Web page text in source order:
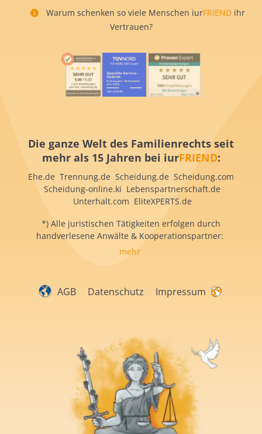
Warum schenken so viele Menschen iurFRIEND ihr
Vertrauen?
Die ganze Welt des Familienrechts seit
mehr als 15 Jahren bei iurFRIEND:
Ehe.de Trennung.de Scheidung.de Scheidung.com
Scheidung-online.ki Lebenspartnerschaft.de
Unterhalt.com EliteXPERTS.de
*) Alle juristischen Tätigkeiten erfolgen durch
handverlesene Anwälte & Kooperationspartner:
mehr
AGB Datenschutz Impressum